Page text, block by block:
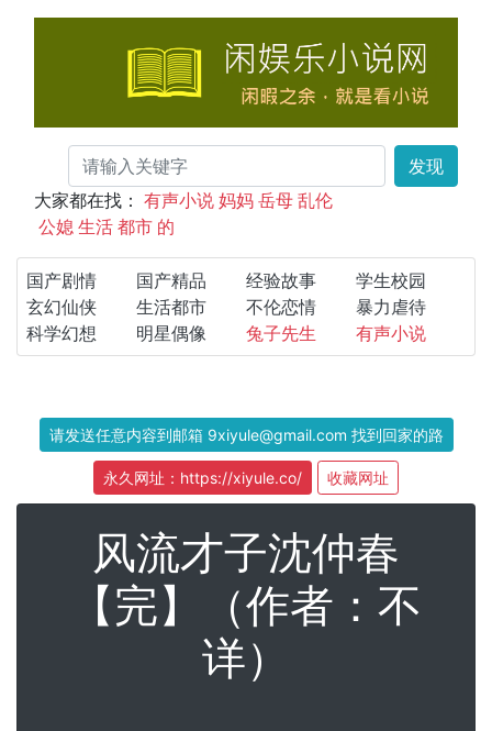
发现
大家都在找： 有声小说 妈妈 岳母 乱伦
公媳 生活 都市 的
国产剧情 国产精品 经验故事
学生校园
玄幻仙侠
生活都市 不伦恋情
暴力虐待
科学幻想
明星偶像 兔子先生 有声小说
请发送任意内容到邮箱 9xiyule@gmail.com 找到回家的路
永久网址：https://xiyule.co/ 收藏网址
风流才子沈仲春
【完】（作者：不
详）